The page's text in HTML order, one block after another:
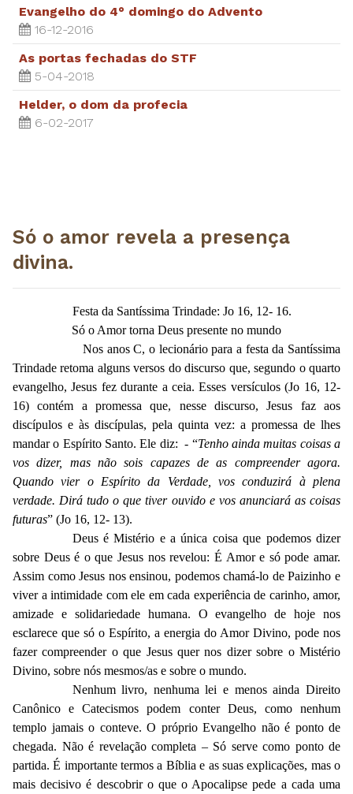
Evangelho do 4° domingo do Advento
16-12-2016
As portas fechadas do STF
5-04-2018
Helder, o dom da profecia
6-02-2017
Só o amor revela a presença
divina.
Festa da Santíssima Trindade: Jo 16, 12- 16.
Só o Amor torna Deus presente no mundo
Nos anos C, o lecionário para a festa da Santíssima
Trindade retoma alguns versos do discurso que, segundo o quarto
evangelho, Jesus fez durante a ceia. Esses versículos (Jo 16, 12-
16) contém a promessa que, nesse discurso, Jesus faz aos
discípulos e às discípulas, pela quinta vez: a promessa de lhes
mandar o Espírito Santo. Ele diz: - “Tenho ainda muitas coisas a
vos dizer, mas não sois capazes de as compreender agora.
Quando vier o Espírito da Verdade, vos conduzirá à plena
verdade. Dirá tudo o que tiver ouvido e vos anunciará as coisas
futuras” (Jo 16, 12- 13).
Deus é Mistério e a única coisa que podemos dizer
sobre Deus é o que Jesus nos revelou: É Amor e só pode amar.
Assim como Jesus nos ensinou, podemos chamá-lo de Paizinho e
viver a intimidade com ele em cada experiência de carinho, amor,
amizade e solidariedade humana. O evangelho de hoje nos
esclarece que só o Espírito, a energia do Amor Divino, pode nos
fazer compreender o que Jesus quer nos dizer sobre o Mistério
Divino, sobre nós mesmos/as e sobre o mundo.
Nenhum livro, nenhuma lei e menos ainda Direito
Canônico e Catecismos podem conter Deus, como nenhum
templo jamais o conteve. O próprio Evangelho não é ponto de
chegada. Não é revelação completa – Só serve como ponto de
partida. É importante termos a Bíblia e as suas explicações, mas o
mais decisivo é descobrir o que o Apocalipse pede a cada uma